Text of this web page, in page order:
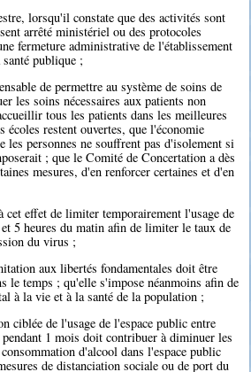
lorsqu'il constate que des activités sont
arrêté ministériel ou des protocoles
fermeture administrative de l'établissement
publique ;
de permettre au système de soins de
les soins nécessaires aux patients non
tous les patients dans les meilleures
écoles restent ouvertes, que l'économie
les personnes ne souffrent pas d'isolement si
; que le Comité de Concertation a dès
mesures, d'en renforcer certaines et d'en
effet de limiter temporairement l'usage de
5 heures du matin afin de limiter le taux de
du virus ;
aux libertés fondamentales doit être
le temps ; qu'elle s'impose néanmoins afin de
à la vie et à la santé de la population ;
ciblée de l'usage de l'espace public entre
1 mois doit contribuer à diminuer les
d'alcool dans l'espace public
de distanciation sociale ou de port du